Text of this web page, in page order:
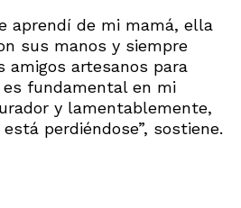
aprendí de mi mamá, ella
sus manos y siempre
amigos artesanos para
fundamental en mi
y lamentablemente,
perdiéndose”, sostiene.